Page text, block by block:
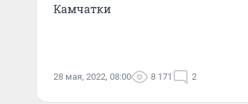
Камчатки
28 мая, 2022, 08:00 8 171 2